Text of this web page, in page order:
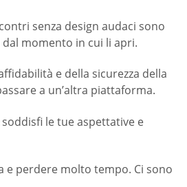
senza design audaci sono
momento in cui li apri.
e della sicurezza della
a un’altra piattaforma.
le tue aspettative e
perdere molto tempo. Ci sono